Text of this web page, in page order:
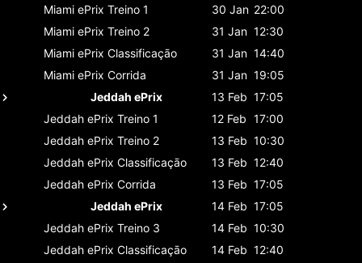
Miami ePrix Treino 1 30 Jan 22:00
Miami ePrix Treino 2 31 Jan 12:30
Miami ePrix Classificaçāo 31 Jan 14:40
Miami ePrix Corrida 31 Jan 19:05
Jeddah ePrix
13 Feb 17:05
Jeddah ePrix Treino 1 12 Feb 17:00
Jeddah ePrix Treino 2 13 Feb 10:30
Jeddah ePrix Classificaçāo 13 Feb 12:40
Jeddah ePrix Corrida 13 Feb 17:05
Jeddah ePrix
14 Feb 17:05
Jeddah ePrix Treino 3 14 Feb 10:30
Jeddah ePrix Classificaçāo 14 Feb 12:40